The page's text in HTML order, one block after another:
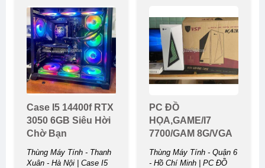
Case I5 14400f RTX
3050 6GB Siêu Hời
Chờ Bạn
Thùng Máy Tính - Thanh
Xuân - Hà Nội | Case I5
PC ĐỒ
HỌA,GAME/i7
7700/GAM 8G/VGA
Thùng Máy Tính - Quận 6
- Hồ Chí Minh | PC ĐỒ